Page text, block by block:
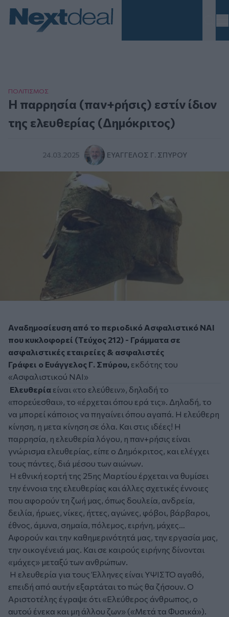
ΠΟΛΙΤΙΣΜΟΣ
Η παρρησία (παν+ρήσις) εστίν ίδιον
της ελευθερίας (Δημόκριτος)
24.03.2025 ΕΥΆΓΓΕΛΟΣ Γ. ΣΠΎΡΟΥ
Αναδημοσίευση από το περιοδικό Ασφαλιστικό ΝΑΙ
που κυκλοφορεί (Τεύχος 212) - Γράμματα σε
ασφαλιστικές εταιρείες & ασφαλιστές
Γράφει ο Ευάγγελος Γ. Σπύρου, εκδότης του
«Ασφαλιστικού ΝΑΙ»
Ελευθερία είναι «το ελεύθειν», δηλαδή το
«πορεύεσθαι», το «έρχεται όπου ερά τις». Δηλαδή, το
να μπορεί κάποιος να πηγαίνει όπου αγαπά. Η ελεύθερη
κίνηση, η μετα κίνηση σε όλα. Και στις ιδέες! Η
παρρησία, η ελευθερία λόγου, η παν+ρήσις είναι
γνώρισμα ελευθερίας, είπε ο Δημόκριτος, και ελέγχει
τους πάντες, διά μέσου των αιώνων.
Η εθνική εορτή της 25ης Μαρτίου έρχεται να θυμίσει
την έννοια της ελευθερίας και άλλες σχετικές έννοιες
που αφορούν τη ζωή μας, όπως δουλεία, ανδρεία,
δειλία, ήρωες, νίκες, ήττες, αγώνες, φόβοι, βάρβαροι,
έθνος, άμυνα, σημαία, πόλεμος, ειρήνη, μάχες…
Αφορούν και την καθημερινότητά μας, την εργασία μας,
την οικογένειά μας. Και σε καιρούς ειρήνης δίνονται
«μάχες» μεταξύ των ανθρώπων.
Η ελευθερία για τους Έλληνες είναι ΥΨΙΣΤΟ αγαθό,
επειδή από αυτήν εξαρτάται το πώς θα ζήσουν. Ο
Αριστοτέλης έγραψε ότι «Ελεύθερος άνθρωπος, ο
αυτού ένεκα και μη άλλου ζων» («Μετά τα Φυσικά»).